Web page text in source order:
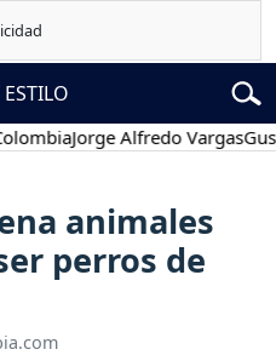
Jorge Alfredo VargasGustavo
animales
perros de